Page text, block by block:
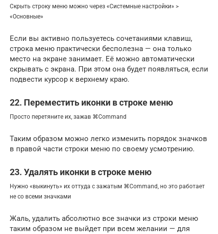
Скрыть строку меню можно через «Системные настройки» >
«Основные»
Если вы активно пользуетесь сочетаниями клавиш,
строка меню практически бесполезна — она только
место на экране занимает. Её можно автоматически
скрывать с экрана. При этом она будет появляться, если
подвести курсор к верхнему краю.
22. Переместить иконки в строке меню
Просто перетяните их, зажав ⌘Command
Таким образом можно легко изменить порядок значков
в правой части строки меню по своему усмотрению.
23. Удалять иконки в строке меню
Нужно «выкинуть» их оттуда с зажатым ⌘Command, но это работает
не со всеми значками
Жаль, удалить абсолютно все значки из строки меню
таким образом не выйдет при всем желании — для